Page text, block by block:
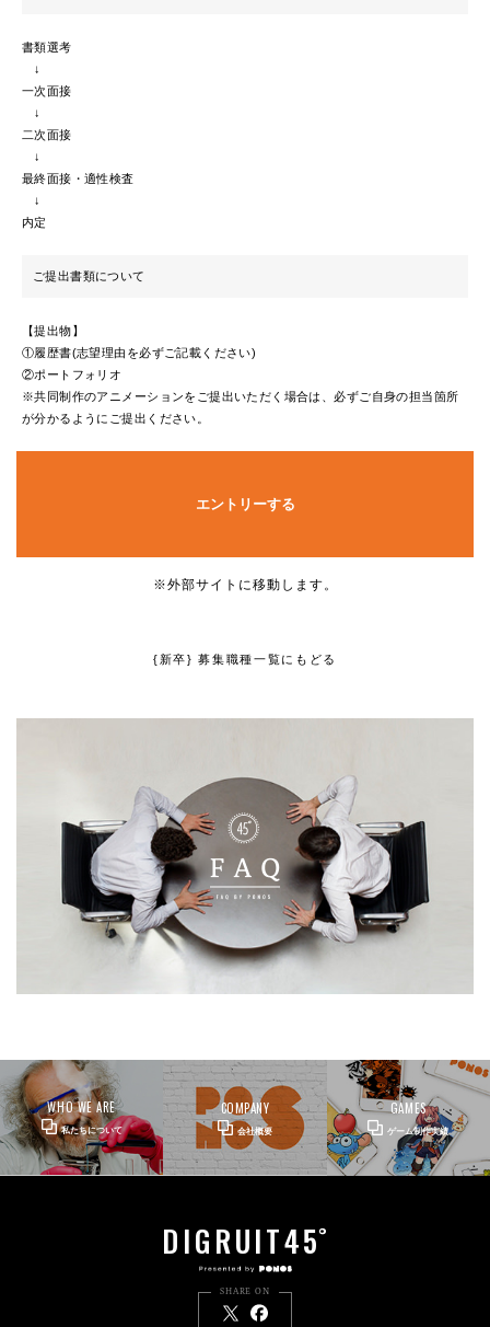
書類選考
↓
一次面接
↓
二次面接
↓
最終面接・適性検査
↓
内定
ご提出書類について
【提出物】
①履歴書(志望理由を必ずご記載ください)
②ポートフォリオ
※共同制作のアニメーションをご提出いただく場合は、必ずご自身の担当箇所
が分かるようにご提出ください。
※外部サイトに移動します。
{新卒} 募集職種一覧にもどる
WHO WE ARE
私たちについて
COMPANY
会社概要
GAMES
ゲーム制作実績
DIGRUIT45°
SHARE ON